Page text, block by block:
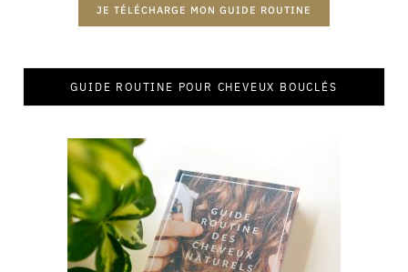
JE TÉLÉCHARGE MON GUIDE ROUTINE
GUIDE ROUTINE POUR CHEVEUX BOUCLÉS